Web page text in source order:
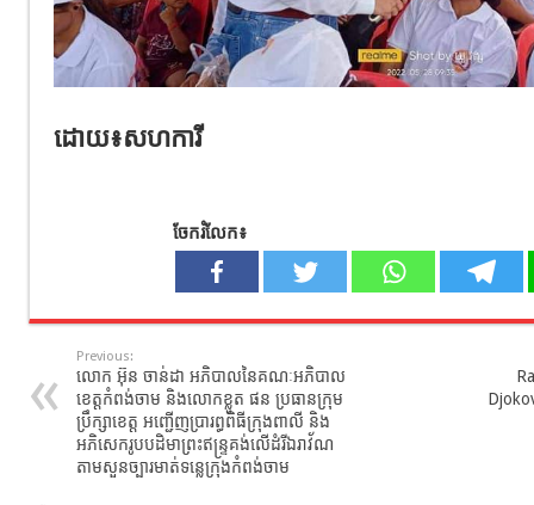
ដោយ​៖សហការី​
ចែករំលែក៖
Previous:
លោក អ៊ុន​ ចាន់ដា​ អភិបាលនៃគណៈអភិបាល
ខេត្តកំពង់ចាម​ និង​លោកខ្លូត​ ផន​ ប្រធានក្រុម​
ប្រឹក្សា​ខេត្ត​ អញ្ជេីញ​ប្រារព្ធពិធីក្រុងពាលី​ និង​
អភិសេក​រូបបដិមាព្រះឥន្រ្ទគង់លើដំរីឯរាវ័ណ​
តាមសួនច្បារមាត់ទន្លេ​ក្រុងកំពង់ចាម​